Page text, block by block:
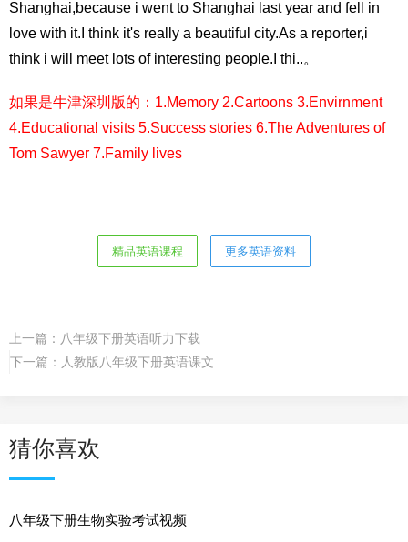
Shanghai,because i went to Shanghai last year and fell in
love with it.I think it's really a beautiful city.As a reporter,i
think i will meet lots of interesting people.I thi..。
如果是牛津深圳版的：1.Memory 2.Cartoons 3.Envirnment
4.Educational visits 5.Success stories 6.The Adventures of
Tom Sawyer 7.Family lives
精品英语课程 更多英语资料
上一篇： 八年级下册英语听力下载
下一篇： 人教版八年级下册英语课文
猜你喜欢
八年级下册生物实验考试视频